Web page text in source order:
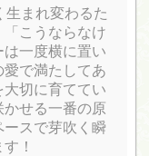
生まれ変わるた
こうならなけ
一度横に置い
で満たしてあ
切に育ててい
かせる一番の原
スで芽吹く瞬
！